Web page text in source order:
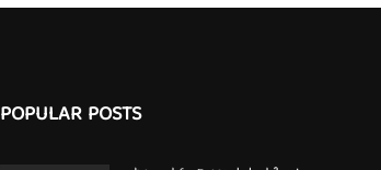
POPULAR POSTS